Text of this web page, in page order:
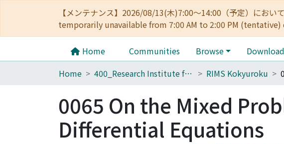
【メンテナンス】2026/08/13(木)7:00～14:00（予定）にお
temporarily unavailable from 7:00 AM to 2:00 PM
Home Communities Browse
Home
400_Research Institute for Mathematical Sciences RIMS Kokyuroku
0065 On the Mixed
Differential Equations